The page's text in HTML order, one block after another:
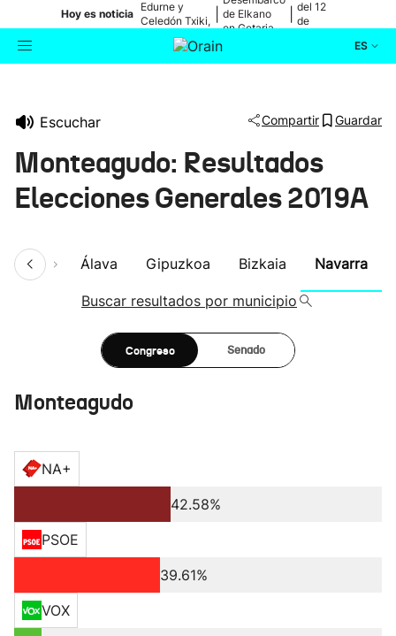
Hoy es noticia
Edurne y
Celedón Txiki,
en directo
de Elkano
en Getaria
del 12
de
ES
Escuchar Compartir Guardar
Monteagudo: Resultados
Elecciones Generales 2019A
Álava Gipuzkoa Bizkaia Navarra
Buscar resultados por municipio
Congreso Senado
Monteagudo
NA+
42.58%
PSOE
39.61%
VOX